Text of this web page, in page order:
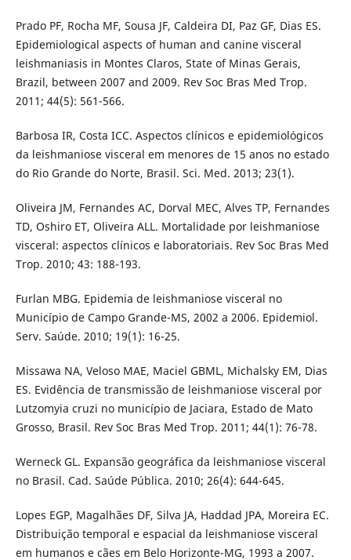
Prado PF, Rocha MF, Sousa JF, Caldeira DI, Paz GF, Dias ES.
Epidemiological aspects of human and canine visceral
leishmaniasis in Montes Claros, State of Minas Gerais,
Brazil, between 2007 and 2009. Rev Soc Bras Med Trop.
2011; 44(5): 561-566.
Barbosa IR, Costa ICC. Aspectos clínicos e epidemiológicos
da leishmaniose visceral em menores de 15 anos no estado
do Rio Grande do Norte, Brasil. Sci. Med. 2013; 23(1).
Oliveira JM, Fernandes AC, Dorval MEC, Alves TP, Fernandes
TD, Oshiro ET, Oliveira ALL. Mortalidade por leishmaniose
visceral: aspectos clínicos e laboratoriais. Rev Soc Bras Med
Trop. 2010; 43: 188-193.
Furlan MBG. Epidemia de leishmaniose visceral no
Município de Campo Grande-MS, 2002 a 2006. Epidemiol.
Serv. Saúde. 2010; 19(1): 16-25.
Missawa NA, Veloso MAE, Maciel GBML, Michalsky EM, Dias
ES. Evidência de transmissão de leishmaniose visceral por
Lutzomyia cruzi no município de Jaciara, Estado de Mato
Grosso, Brasil. Rev Soc Bras Med Trop. 2011; 44(1): 76-78.
Werneck GL. Expansão geográfica da leishmaniose visceral
no Brasil. Cad. Saúde Pública. 2010; 26(4): 644-645.
Lopes EGP, Magalhães DF, Silva JA, Haddad JPA, Moreira EC.
Distribuição temporal e espacial da leishmaniose visceral
em humanos e cães em Belo Horizonte-MG, 1993 a 2007.